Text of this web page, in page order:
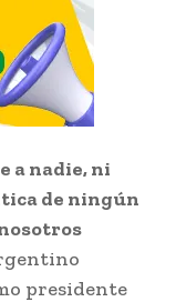
a nadie, ni
de ningún
presidente